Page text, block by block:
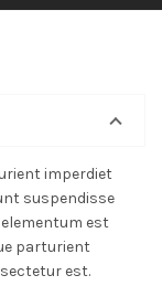
imperdiet
suspendisse
est
parturient
est.